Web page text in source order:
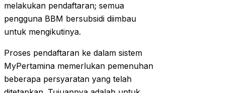
melakukan pendaftaran; semua
pengguna BBM bersubsidi diimbau
untuk mengikutinya.
Proses pendaftaran ke dalam sistem
MyPertamina memerlukan pemenuhan
beberapa persyaratan yang telah